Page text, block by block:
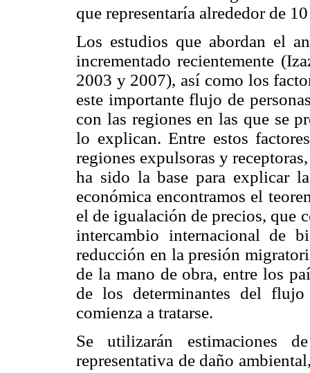
que representaría alrededor de
Los estudios que abordan el
incrementado recientemente
2003 y 2007), así como los
este importante flujo de
con las regiones en las que se
lo explican. Entre estos
regiones expulsoras y
ha sido la base para explicar
económica encontramos el
el de igualación de precios, que
intercambio internacional de
reducción en la presión
de la mano de obra, entre los
de los determinantes del flujo
comienza a tratarse.
Se utilizarán estimaciones
representativa de daño